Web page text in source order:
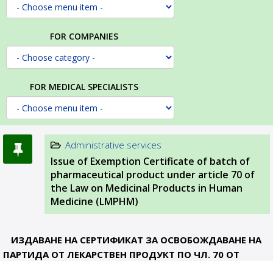
FOR COMPANIES
FOR MEDICAL SPECIALISTS
Administrative services
Issue of Exemption Certificate of batch of
pharmaceutical product under article 70 of
the Law on Medicinal Products in Human
Medicine (LMPHM)
ИЗДАВАНЕ НА СЕРТИФИКАТ ЗА ОСВОБОЖДАВАНЕ НА
ПАРТИДА ОТ ЛЕКАРСТВЕН ПРОДУКТ ПО ЧЛ. 70 ОТ